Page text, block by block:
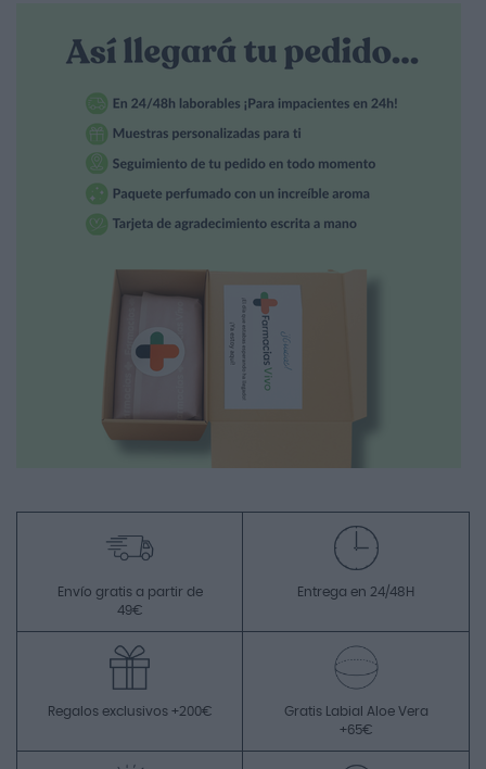
Envío gratis a partir de
49€
Entrega en 24/48H
Regalos exclusivos +200€
Gratis Labial Aloe Vera
+65€